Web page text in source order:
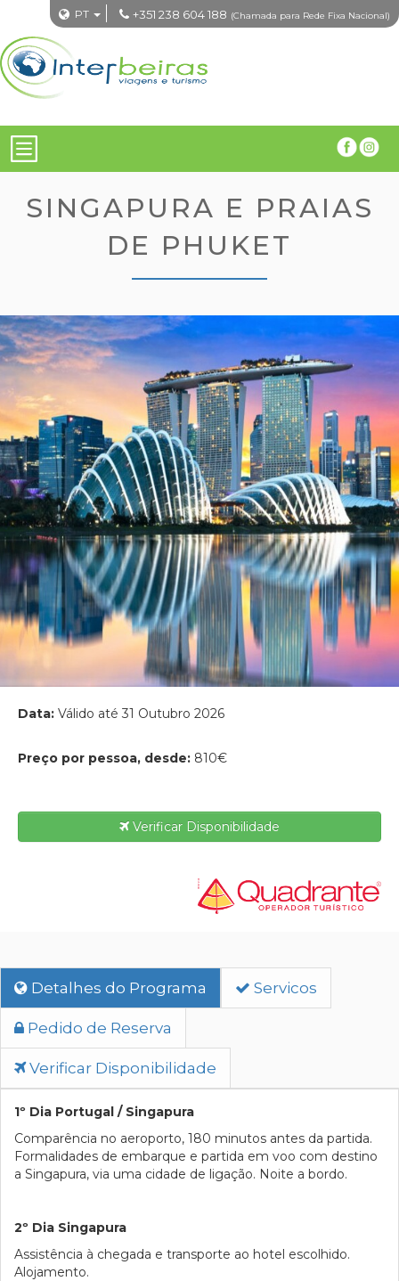
PT +351 238 604 188 (Chamada para Rede Fixa Nacional)
SINGAPURA E PRAIAS
DE PHUKET
Data: Válido até 31 Outubro 2026
Preço por pessoa, desde: 810€
Verificar Disponibilidade
Detalhes do Programa Servicos
Pedido de Reserva
Verificar Disponibilidade
1º Dia Portugal / Singapura
Comparência no aeroporto, 180 minutos antes da partida.
Formalidades de embarque e partida em voo com destino
a Singapura, via uma cidade de ligação. Noite a bordo.
2º Dia Singapura
Assistência à chegada e transporte ao hotel escolhido.
Alojamento.